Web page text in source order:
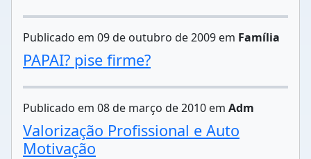
Publicado em 09 de outubro de 2009 em Família
PAPAI? pise firme?
Publicado em 08 de março de 2010 em Adm
Valorização Profissional e Auto
Motivação